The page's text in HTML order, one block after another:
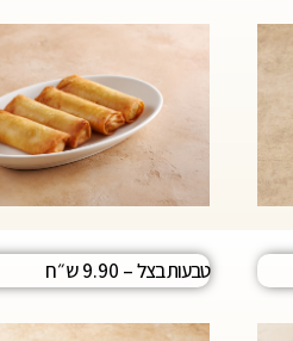
טבעות בצל– 9.90 ש״ח